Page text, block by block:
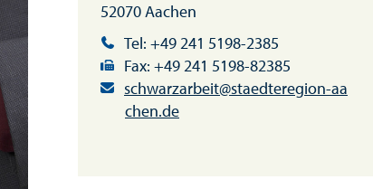
52070 Aachen
Tel: +49 241 5198-2385
Fax: +49 241 5198-82385
schwarzarbeit@staedteregion-aa
chen.de